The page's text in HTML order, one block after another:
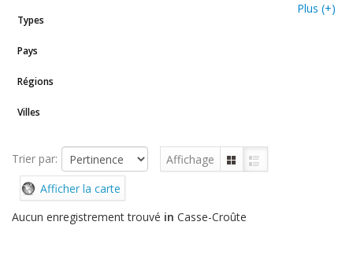
Plus (+)
Types
Pays
Régions
Villes
Trier par:
Affichage
Afficher la carte
Aucun enregistrement trouvé in Casse-Croûte